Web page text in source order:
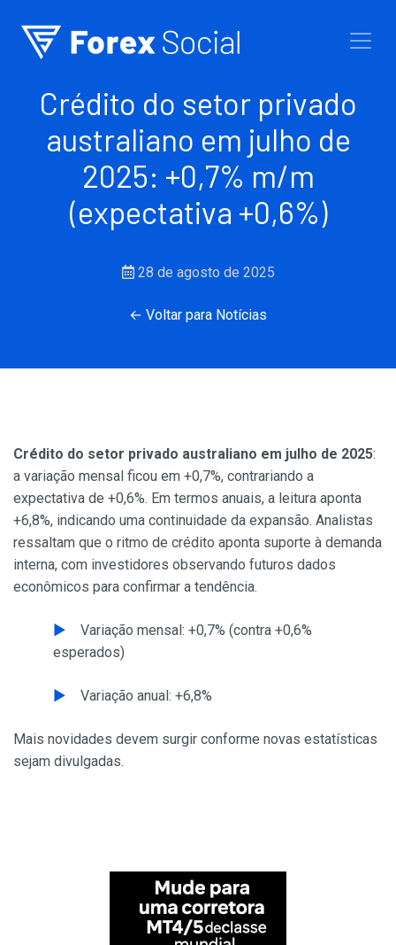
Crédito do setor privado
australiano em julho de
2025: +0,7% m/m
(expectativa +0,6%)
28 de agosto de 2025
← Voltar para Notícias
Crédito do setor privado australiano em julho de 2025:
a variação mensal ficou em +0,7%, contrariando a
expectativa de +0,6%. Em termos anuais, a leitura aponta
+6,8%, indicando uma continuidade da expansão. Analistas
ressaltam que o ritmo de crédito aponta suporte à demanda
interna, com investidores observando futuros dados
econômicos para confirmar a tendência.
Variação mensal: +0,7% (contra +0,6%
esperados)
Variação anual: +6,8%
Mais novidades devem surgir conforme novas estatísticas
sejam divulgadas.